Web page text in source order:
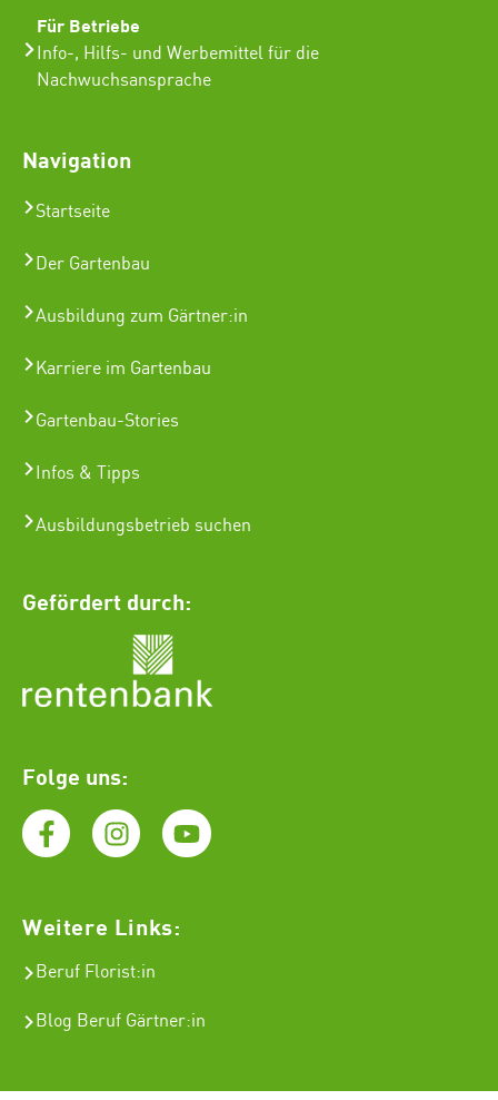
Für Betriebe
Info-, Hilfs- und Werbemittel für die
Nachwuchsansprache
Navigation
Startseite
Der Gartenbau
Ausbildung zum Gärtner:in
Karriere im Gartenbau
Gartenbau-Stories
Infos & Tipps
Ausbildungsbetrieb suchen
Gefördert durch:
Folge uns:
Weitere Links:
Beruf Florist:in
Blog Beruf Gärtner:in